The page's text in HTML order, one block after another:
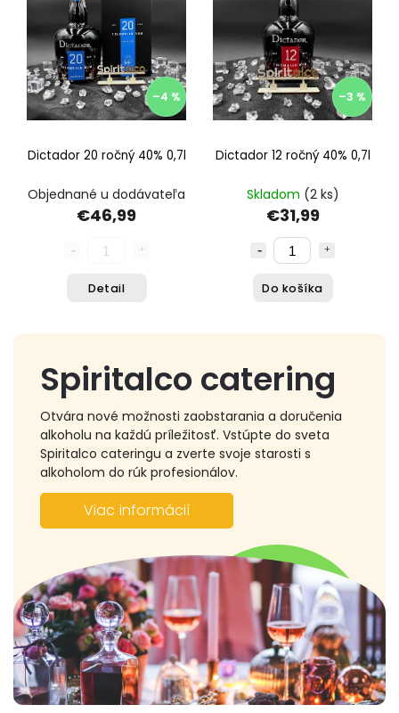
Abecedne
–4 %
Dictador 20 ročný 40% 0,7l
Objednané u dodávateľa
€46,99
Detail
–3 %
Dictador 12 ročný 40% 0,7l
Skladom (2 ks)
€31,99
Do košíka
Spiritalco catering
Otvára nové možnosti zaobstarania a doručenia
alkoholu na každú príležitosť. Vstúpte do sveta
Spiritalco cateringu a zverte svoje starosti s
alkoholom do rúk profesionálov.
Viac informácií